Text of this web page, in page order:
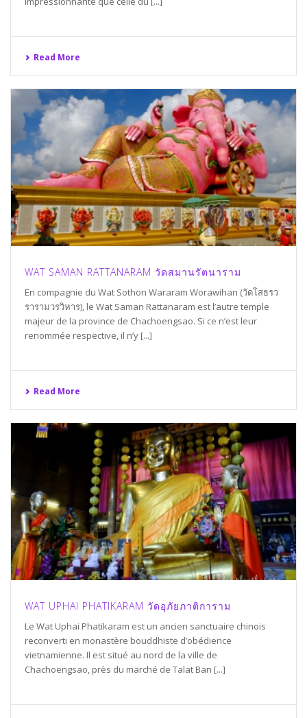
Read More
WAT SAMAN RATTANARAM วัดสมานรัตนาราม
En compagnie du Wat Sothon Wararam Worawihan (วัดโสธรว
รารามวรวิหาร), le Wat Saman Rattanaram est l’autre temple
majeur de la province de Chachoengsao. Si ce n’est leur
renommée respective, il n’y [...]
Read More
WAT UPHAI PHATIKARAM วัดอุภัยภาติการาม
Le Wat Uphai Phatikaram est un ancien sanctuaire chinois
reconverti en monastère bouddhiste d’obédience
vietnamienne. Il est situé au nord de la ville de
Chachoengsao, près du marché de Talat Ban [...]